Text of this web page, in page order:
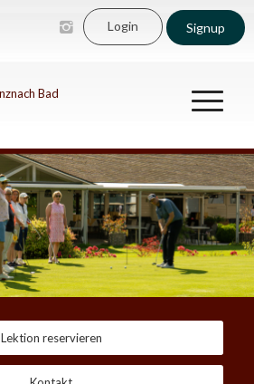
Login Signup
Lektion reservieren